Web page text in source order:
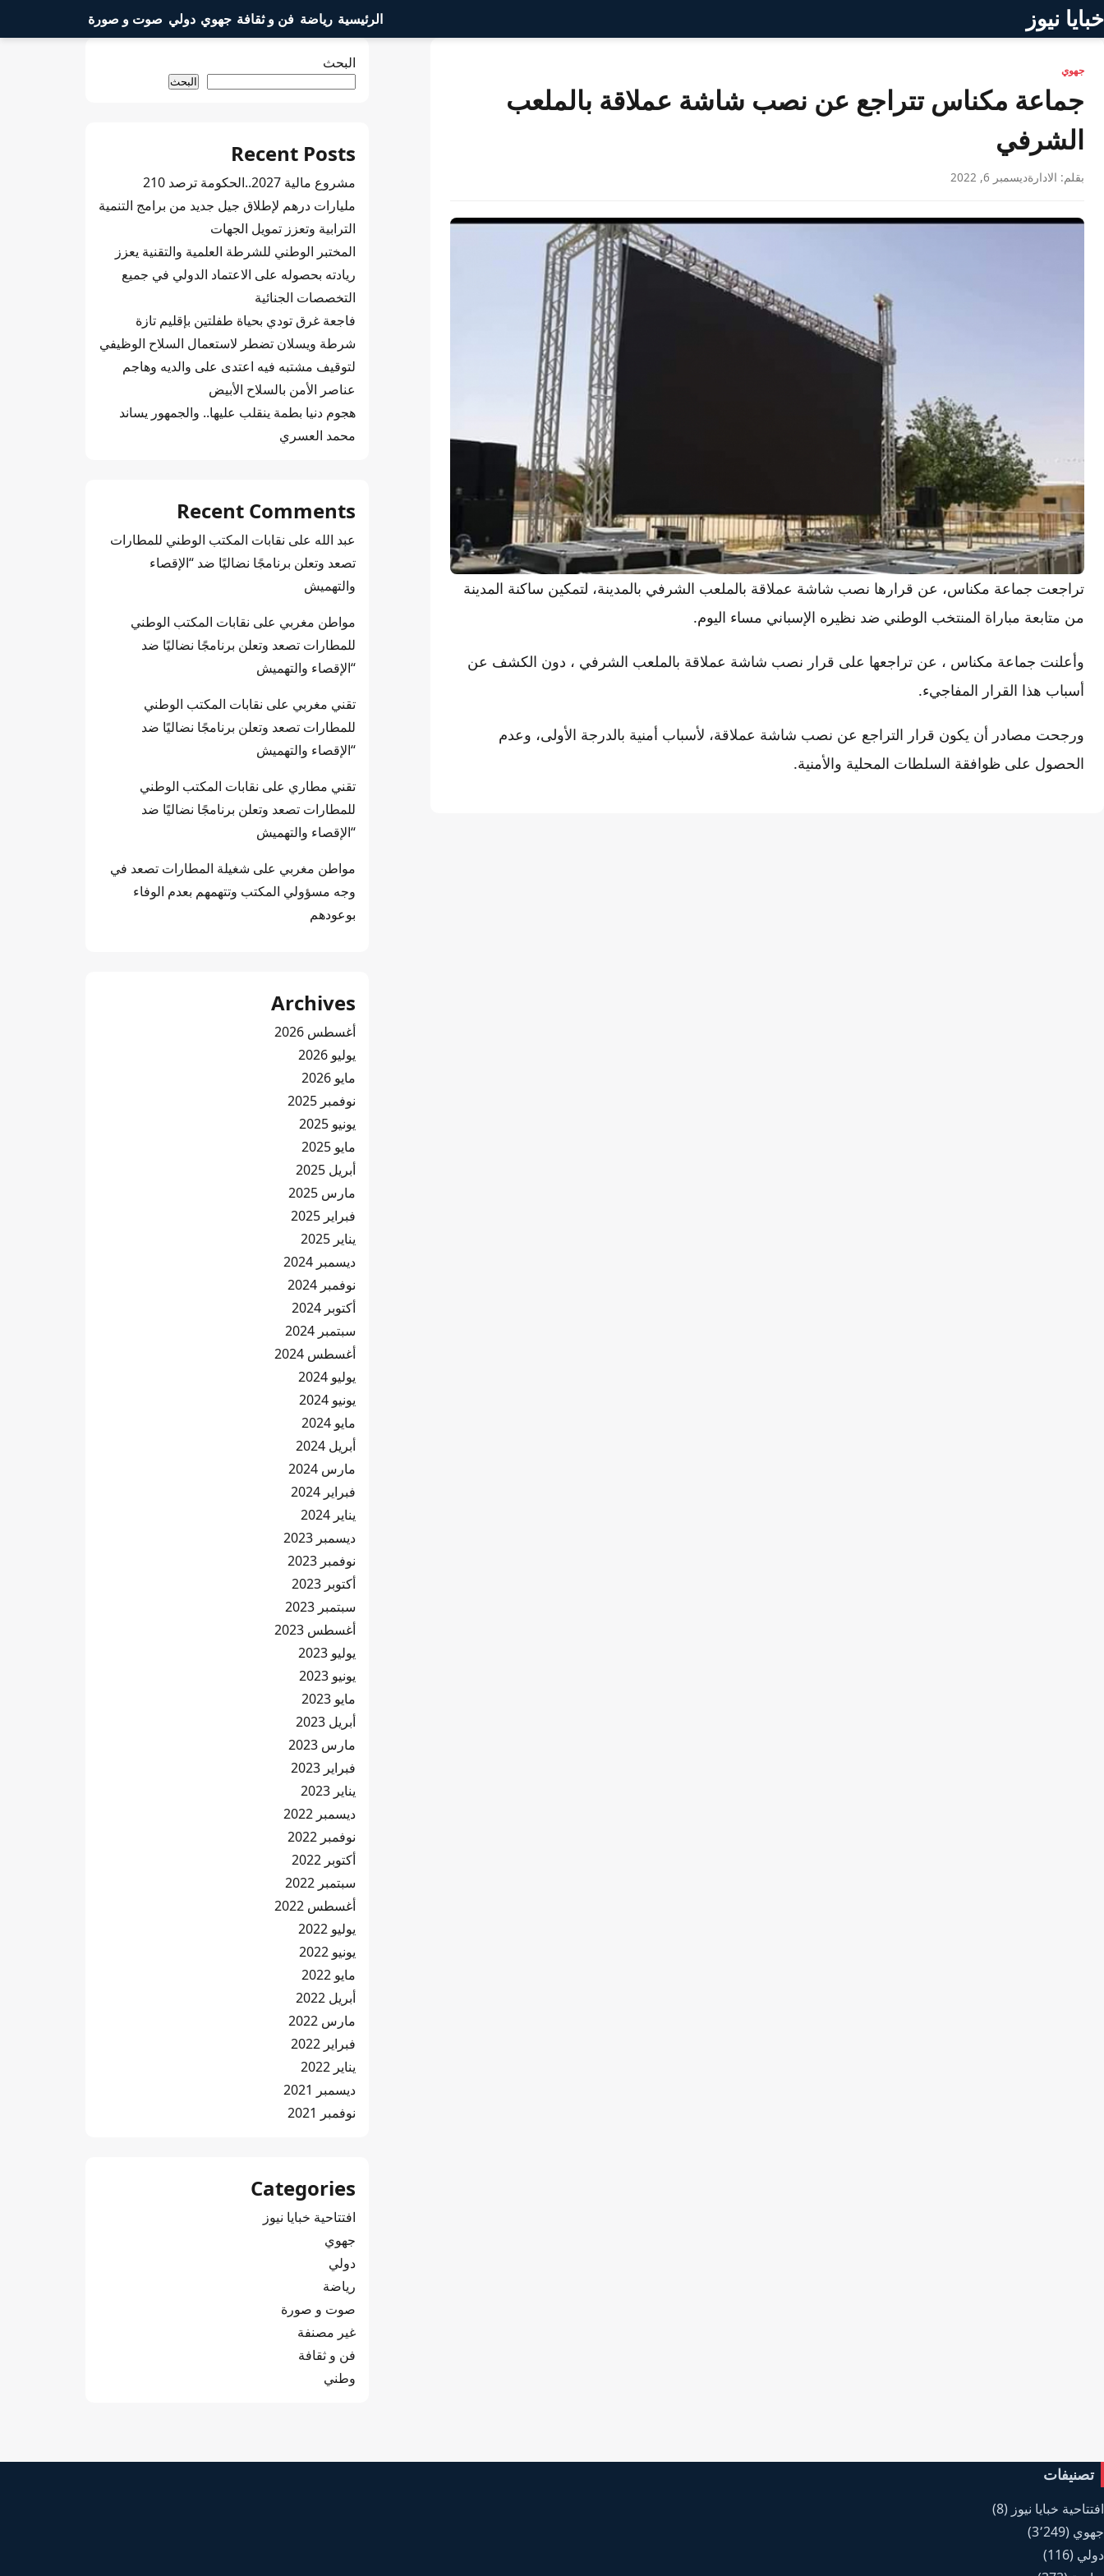
خبايا نيوز الرئيسية رياضة فن و ثقافة جهوي دولي صوت و صورة
جهوي
جماعة مكناس تتراجع عن نصب شاشة عملاقة بالملعب
الشرفي
بقلم: الادارةديسمبر 6, 2022
تراجعت جماعة مكناس، عن قرارها نصب شاشة عملاقة بالملعب الشرفي بالمدينة، لتمكين ساكنة المدينة
من متابعة مباراة المنتخب الوطني ضد نظيره الإسباني مساء اليوم.
وأعلنت جماعة مكناس ، عن تراجعها على قرار نصب شاشة عملاقة بالملعب الشرفي ، دون الكشف عن
أسباب هذا القرار المفاجيء.
ورجحت مصادر أن يكون قرار التراجع عن نصب شاشة عملاقة، لأسباب أمنية بالدرجة الأولى، وعدم
الحصول على ظوافقة السلطات المحلية والأمنية.
البحث
البحث
Recent Posts
مشروع مالية 2027..الحكومة ترصد 210
مليارات درهم لإطلاق جيل جديد من برامج التنمية
الترابية وتعزز تمويل الجهات
المختبر الوطني للشرطة العلمية والتقنية يعزز
ريادته بحصوله على الاعتماد الدولي في جميع
التخصصات الجنائية
فاجعة غرق تودي بحياة طفلتين بإقليم تازة
شرطة ويسلان تضطر لاستعمال السلاح الوظيفي
لتوقيف مشتبه فيه اعتدى على والديه وهاجم
عناصر الأمن بالسلاح الأبيض
هجوم دنيا بطمة ينقلب عليها.. والجمهور يساند
محمد العسري
Recent Comments
عبد الله على نقابات المكتب الوطني للمطارات
تصعد وتعلن برنامجًا نضاليًا ضد “الإقصاء
والتهميش
مواطن مغربي على نقابات المكتب الوطني
للمطارات تصعد وتعلن برنامجًا نضاليًا ضد
“الإقصاء والتهميش
تقني مغربي على نقابات المكتب الوطني
للمطارات تصعد وتعلن برنامجًا نضاليًا ضد
“الإقصاء والتهميش
تقني مطاري على نقابات المكتب الوطني
للمطارات تصعد وتعلن برنامجًا نضاليًا ضد
“الإقصاء والتهميش
مواطن مغربي على شغيلة المطارات تصعد في
وجه مسؤولي المكتب وتتهمهم بعدم الوفاء
بوعودهم
Archives
أغسطس 2026
يوليو 2026
مايو 2026
نوفمبر 2025
يونيو 2025
مايو 2025
أبريل 2025
مارس 2025
فبراير 2025
يناير 2025
ديسمبر 2024
نوفمبر 2024
أكتوبر 2024
سبتمبر 2024
أغسطس 2024
يوليو 2024
يونيو 2024
مايو 2024
أبريل 2024
مارس 2024
فبراير 2024
يناير 2024
ديسمبر 2023
نوفمبر 2023
أكتوبر 2023
سبتمبر 2023
أغسطس 2023
يوليو 2023
يونيو 2023
مايو 2023
أبريل 2023
مارس 2023
فبراير 2023
يناير 2023
ديسمبر 2022
نوفمبر 2022
أكتوبر 2022
سبتمبر 2022
أغسطس 2022
يوليو 2022
يونيو 2022
مايو 2022
أبريل 2022
مارس 2022
فبراير 2022
يناير 2022
ديسمبر 2021
نوفمبر 2021
Categories
افتتاحية خبايا نيوز
جهوي
دولي
رياضة
صوت و صورة
غير مصنفة
فن و ثقافة
وطني
تصنيفات
افتتاحية خبايا نيوز (8)
جهوي (3٬249)
دولي (116)